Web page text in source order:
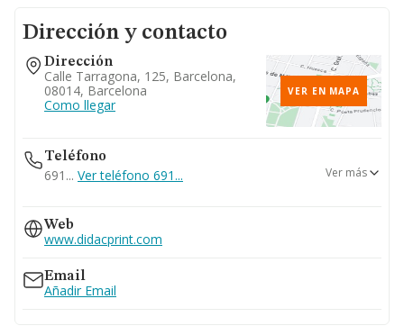
Dirección y contacto
Dirección
Calle Tarragona, 125, Barcelona,
08014, Barcelona
Como llegar
VER EN MAPA
Teléfono
691... Ver teléfono 691...
931863836
Ver más
Web
www.didacprint.com
Email
Añadir Email